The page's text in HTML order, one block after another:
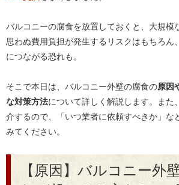
バルコニーの腐食を放置しておくと、大規模
思わぬ費用負担が発生するリスクはもちろん
につながる恐れも。
そこで本日は、バルコニー外壁の腐食の原因
な対策方法について詳しく解説します。また
介するので、「いつ業者に依頼すべきか」な
みてください。
【原因】バルコニー外